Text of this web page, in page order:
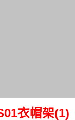
衣帽架(1)